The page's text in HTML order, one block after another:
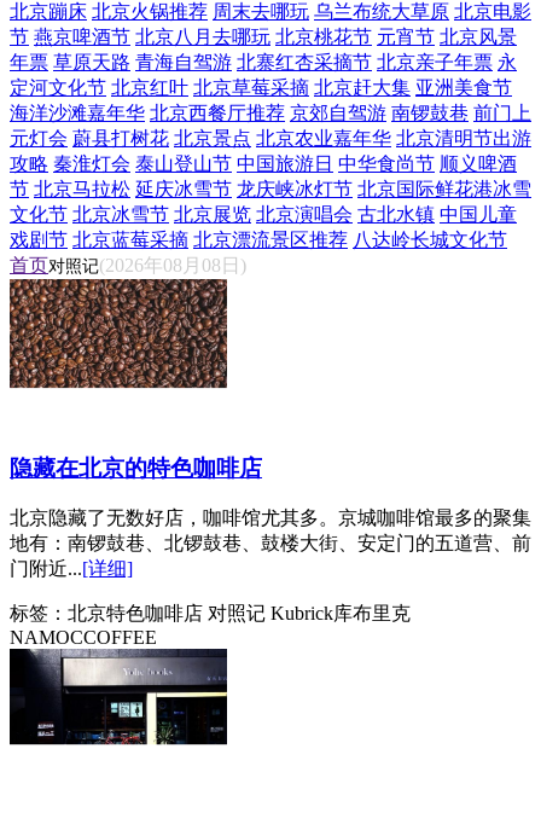
北京蹦床 北京火锅推荐 周末去哪玩 乌兰布统大草原 北京电影
节 燕京啤酒节 北京八月去哪玩 北京桃花节 元宵节 北京风景
年票 草原天路 青海自驾游 北寨红杏采摘节 北京亲子年票 永
定河文化节 北京红叶 北京草莓采摘 北京赶大集 亚洲美食节
海洋沙滩嘉年华 北京西餐厅推荐 京郊自驾游 南锣鼓巷 前门上
元灯会 蔚县打树花 北京景点 北京农业嘉年华 北京清明节出游
攻略 秦淮灯会 泰山登山节 中国旅游日 中华食尚节 顺义啤酒
节 北京马拉松 延庆冰雪节 龙庆峡冰灯节 北京国际鲜花港冰雪
文化节 北京冰雪节 北京展览 北京演唱会 古北水镇 中国儿童
戏剧节 北京蓝莓采摘 北京漂流景区推荐 八达岭长城文化节
首页对照记(2026年08月08日)
隐藏在北京的特色咖啡店
北京隐藏了无数好店，咖啡馆尤其多。京城咖啡馆最多的聚集
地有：南锣鼓巷、北锣鼓巷、鼓楼大街、安定门的五道营、前
门附近...[详细]
标签： 北京特色咖啡店 对照记 Kubrick库布里克
NAMOCCOFFEE